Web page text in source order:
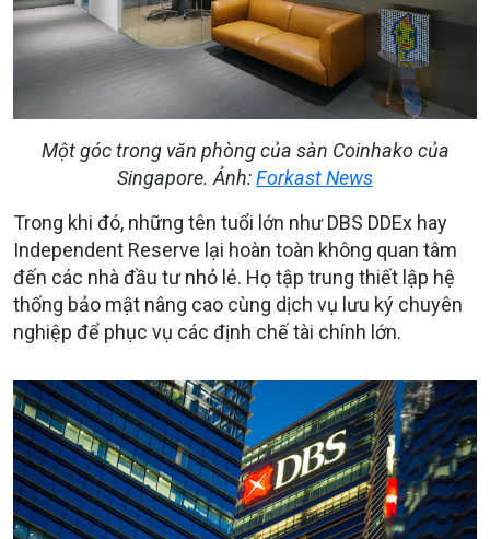
Một góc trong văn phòng của sàn Coinhako của
Singapore. Ảnh:Forkast News
Trong khi đó, những tên tuổi lớn như DBS DDEx hay
Independent Reserve lại hoàn toàn không quan tâm
đến các nhà đầu tư nhỏ lẻ. Họ tập trung thiết lập hệ
thống bảo mật nâng cao cùng dịch vụ lưu ký chuyên
nghiệp để phục vụ các định chế tài chính lớn.